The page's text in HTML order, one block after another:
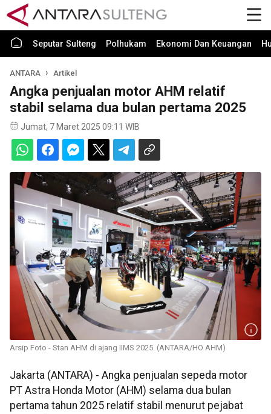
Seputar Sulteng Polhukam Ekonomi Dan Keuangan
ANTARA Artikel
Angka penjualan motor AHM relatif
stabil selama dua bulan pertama 2025
Jumat, 7 Maret 2025 09:11 WIB
Arsip Foto - Stan AHM di ajang IIMS 2025. (ANTARA/HO AHM)
Jakarta (ANTARA) - Angka penjualan sepeda motor
PT Astra Honda Motor (AHM) selama dua bulan
pertama tahun 2025 relatif stabil menurut pejabat